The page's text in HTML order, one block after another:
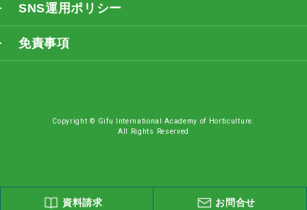
SNS運用ポリシー
免責事項
Copyright © Gifu International Academy of Horticulture.
All Rights Reserved
資料請求 お問合せ